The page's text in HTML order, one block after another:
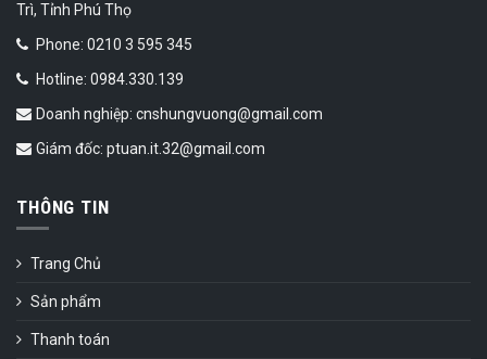
Trì, Tỉnh Phú Thọ
Phone: 0210 3 595 345
Hotline: 0984.330.139
Doanh nghiệp: cnshungvuong@gmail.com
Giám đốc: ptuan.it.32@gmail.com
THÔNG TIN
Trang Chủ
Sản phẩm
Thanh toán